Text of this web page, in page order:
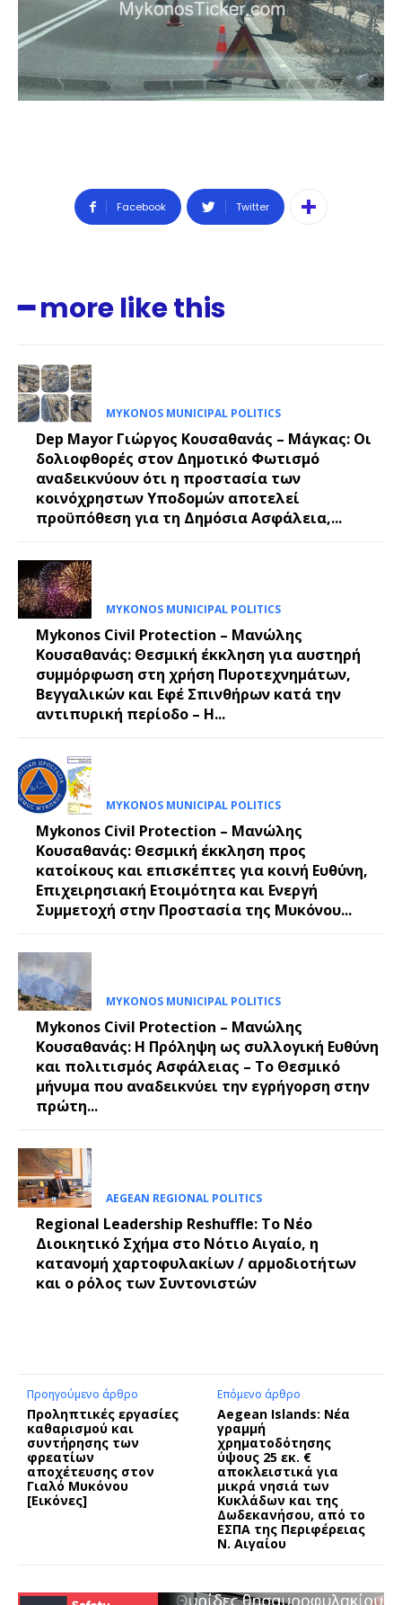
Facebook Twitter
━ more like this
MYKONOS MUNICIPAL POLITICS
Dep Mayor Γιώργος Κουσαθανάς – Μάγκας: Οι
δολιοφθορές στον Δημοτικό Φωτισμό
αναδεικνύουν ότι η προστασία των
κοινόχρηστων Υποδομών αποτελεί
προϋπόθεση για τη Δημόσια Ασφάλεια,...
MYKONOS MUNICIPAL POLITICS
Mykonos Civil Protection – Μανώλης
Κουσαθανάς: Θεσμική έκκληση για αυστηρή
συμμόρφωση στη χρήση Πυροτεχνημάτων,
Βεγγαλικών και Εφέ Σπινθήρων κατά την
αντιπυρική περίοδο – Η...
MYKONOS MUNICIPAL POLITICS
Mykonos Civil Protection – Μανώλης
Κουσαθανάς: Θεσμική έκκληση προς
κατοίκους και επισκέπτες για κοινή Ευθύνη,
Επιχειρησιακή Ετοιμότητα και Ενεργή
Συμμετοχή στην Προστασία της Μυκόνου...
MYKONOS MUNICIPAL POLITICS
Mykonos Civil Protection – Μανώλης
Κουσαθανάς: Η Πρόληψη ως συλλογική Ευθύνη
και πολιτισμός Ασφάλειας – Το Θεσμικό
μήνυμα που αναδεικνύει την εγρήγορση στην
πρώτη...
AEGEAN REGIONAL POLITICS
Regional Leadership Reshuffle: Το Νέο
Διοικητικό Σχήμα στο Νότιο Αιγαίο, η
κατανομή χαρτοφυλακίων / αρμοδιοτήτων
και ο ρόλος των Συντονιστών
Προηγούμενο άρθρο
Προληπτικές εργασίες
καθαρισμού και
συντήρησης των
φρεατίων
αποχέτευσης στον
Γιαλό Μυκόνου
[Εικόνες]
Επόμενο άρθρο
Aegean Islands: Νέα
γραμμή
χρηματοδότησης
ύψους 25 εκ. €
αποκλειστικά για
μικρά νησιά των
Κυκλάδων και της
Δωδεκανήσου, από το
ΕΣΠΑ της Περιφέρειας
Ν. Αιγαίου